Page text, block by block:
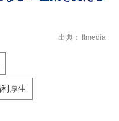
出典 Itmedia
厚生